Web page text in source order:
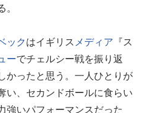
ックはイギリスメディア 『ス
ーでチェルシー戦を振り返
かったと思う。一人ひとりが
い、セカンドボールに食らい
強いパフォーマンスだった